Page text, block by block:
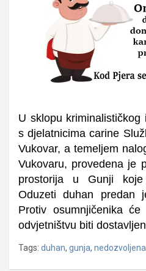
U sklopu kriminalističkog
s djelatnicima carine
Vukovar, a temeljem
Vukovaru, provedena je
prostorija u Gunji koje
Oduzeti duhan predan
Protiv osumnjičenika će
odvjetništvu biti
Tags: duhan, gunja,